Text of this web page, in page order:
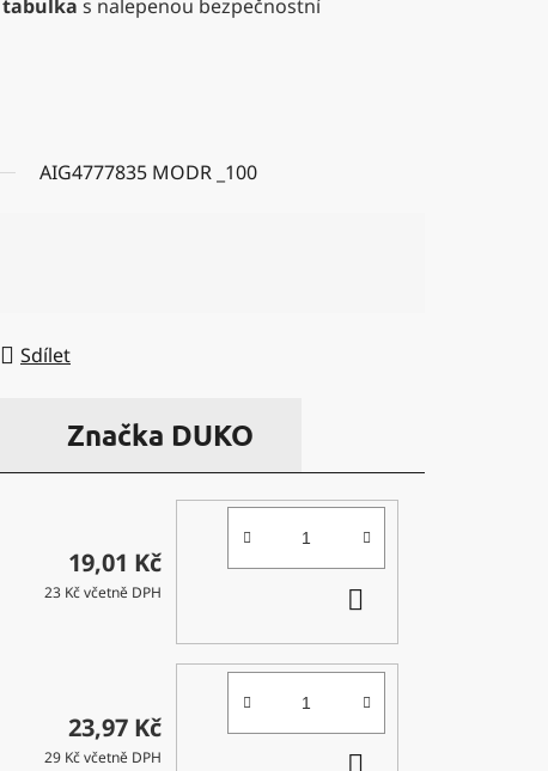
s nalepenou bezpečnostní
AIG4777835 MODR _100
Sdílet
Značka DUKO
19,01 Kč
23 Kč včetně DPH
KOŠÍKU
23,97 Kč
29 Kč včetně DPH